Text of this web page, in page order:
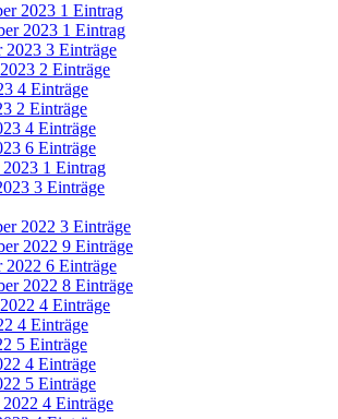
2023 1 Eintrag
2023 1 Eintrag
2023 3 Einträge
2 Einträge
4 Einträge
2 Einträge
4 Einträge
6 Einträge
2023 1 Eintrag
3 Einträge
2022 3 Einträge
2022 9 Einträge
2022 6 Einträge
2022 8 Einträge
4 Einträge
4 Einträge
5 Einträge
4 Einträge
5 Einträge
4 Einträge